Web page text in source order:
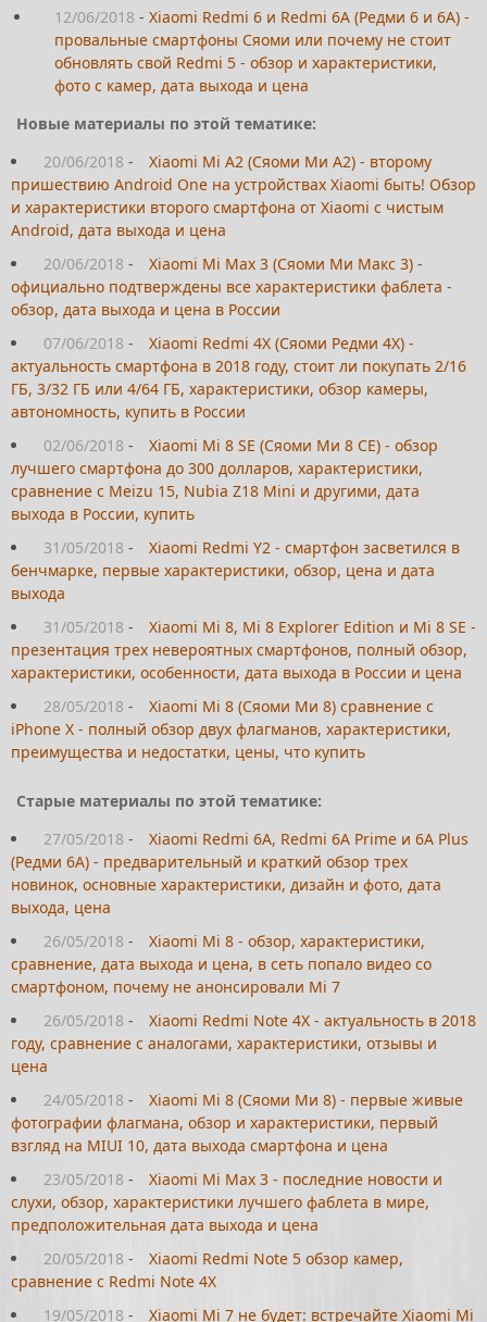
12/06/2018 - Xiaomi Redmi 6 и Redmi 6A (Редми 6 и 6А) -
провальные смартфоны Сяоми или почему не стоит
обновлять свой Redmi 5 - обзор и характеристики,
фото с камер, дата выхода и цена
Новые материалы по этой тематике:
20/06/2018 -
Xiaomi Mi A2 (Сяоми Ми А2) - второму
пришествию Android One на устройствах Xiaomi быть! Обзор
и характеристики второго смартфона от Xiaomi с чистым
Android, дата выхода и цена
20/06/2018 -
Xiaomi Mi Max 3 (Сяоми Ми Макс 3) -
официально подтверждены все характеристики фаблета -
обзор, дата выхода и цена в России
07/06/2018 -
Xiaomi Redmi 4X (Сяоми Редми 4Х) -
актуальность смартфона в 2018 году, стоит ли покупать 2/16
ГБ, 3/32 ГБ или 4/64 ГБ, характеристики, обзор камеры,
автономность, купить в России
02/06/2018 -
Xiaomi Mi 8 SE (Сяоми Ми 8 СЕ) - обзор
лучшего смартфона до 300 долларов, характеристики,
сравнение с Meizu 15, Nubia Z18 Mini и другими, дата
выхода в России, купить
31/05/2018 -
Xiaomi Redmi Y2 - смартфон засветился в
бенчмарке, первые характеристики, обзор, цена и дата
выхода
31/05/2018 -
Xiaomi Mi 8, Mi 8 Explorer Edition и Mi 8 SE -
презентация трех невероятных смартфонов, полный обзор,
характеристики, особенности, дата выхода в России и цена
28/05/2018 -
Xiaomi Mi 8 (Сяоми Ми 8) сравнение с
iPhone X - полный обзор двух флагманов, характеристики,
преимущества и недостатки, цены, что купить
Старые материалы по этой тематике:
27/05/2018 -
Xiaomi Redmi 6A, Redmi 6A Prime и 6A Plus
(Редми 6А) - предварительный и краткий обзор трех
новинок, основные характеристики, дизайн и фото, дата
выхода, цена
26/05/2018 -
Xiaomi Mi 8 - обзор, характеристики,
сравнение, дата выхода и цена, в сеть попало видео со
смартфоном, почему не анонсировали Mi 7
26/05/2018 -
Xiaomi Redmi Note 4X - актуальность в 2018
году, сравнение с аналогами, характеристики, отзывы и
цена
24/05/2018 -
Xiaomi Mi 8 (Сяоми Ми 8) - первые живые
фотографии флагмана, обзор и характеристики, первый
взгляд на MIUI 10, дата выхода смартфона и цена
23/05/2018 -
Xiaomi Mi Max 3 - последние новости и
слухи, обзор, характеристики лучшего фаблета в мире,
предположительная дата выхода и цена
20/05/2018 -
Xiaomi Redmi Note 5 обзор камер,
сравнение с Redmi Note 4X
19/05/2018 - Xiaomi Mi 7 не будет: встречайте Xiaomi Mi